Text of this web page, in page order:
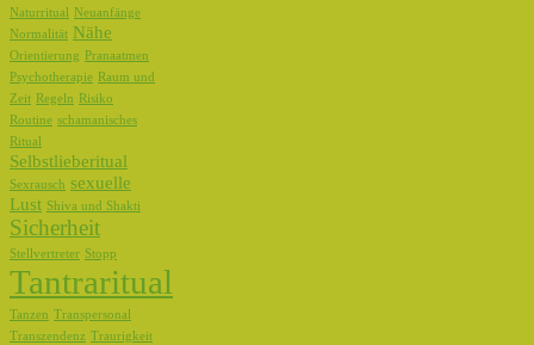
Naturritual Neuanfänge
Normalität Nähe
Orientierung
Pranaatmen
Psychotherapie Raum und
Zeit Regeln
Risiko
Routine schamanisches
Ritual
Selbstlieberitual
Sexrausch sexuelle
Lust Shiva und Shakti
Sicherheit
Stellvertreter Stopp
Tantraritual
Tanzen Transpersonal
Transzendenz Traurigkeit